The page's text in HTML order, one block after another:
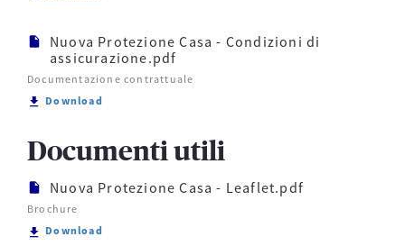
Nuova Protezione Casa - Condizioni di
assicurazione.pdf
Documentazione contrattuale
Download
Documenti utili
Nuova Protezione Casa - Leaflet.pdf
Brochure
Download